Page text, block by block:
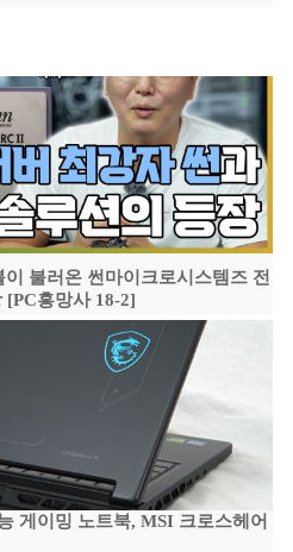
불러온 썬마이크로시스템즈 전
[PC흥망사 18-2]
게이밍 노트북, MSI 크로스헤어